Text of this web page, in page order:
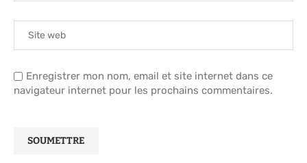
Enregistrer mon nom, email et site internet dans ce
navigateur internet pour les prochains commentaires.